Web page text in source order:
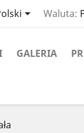
 Waluta:
GALERIA